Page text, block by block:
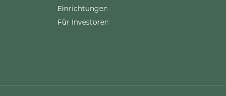
Einrichtungen
Für Investoren